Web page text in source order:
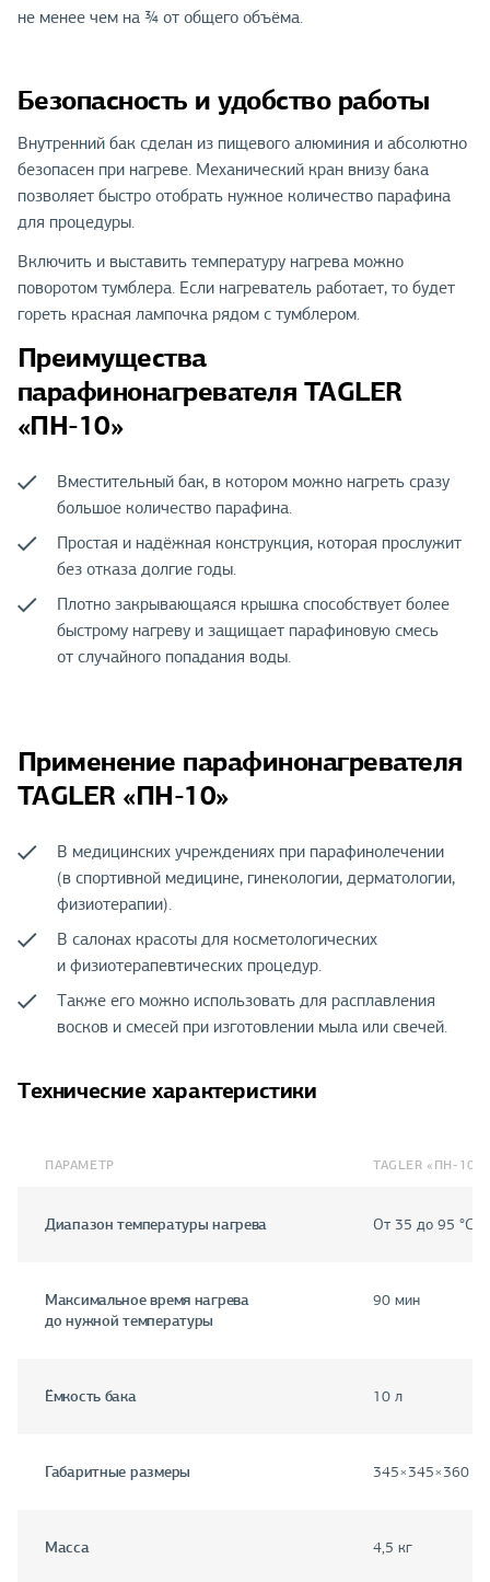
не менее чем на ¾ от общего объёма.
Безопасность и удобство работы
Внутренний бак сделан из пищевого алюминия и абсолютно
безопасен при нагреве. Механический кран внизу бака
позволяет быстро отобрать нужное количество парафина
для процедуры.
Включить и выставить температуру нагрева можно
поворотом тумблера. Если нагреватель работает, то будет
гореть красная лампочка рядом с тумблером.
Преимущества
парафинонагревателя TAGLER
«ПН-10»
Вместительный бак, в котором можно нагреть сразу
большое количество парафина.
Простая и надёжная конструкция, которая прослужит
без отказа долгие годы.
Плотно закрывающаяся крышка способствует более
быстрому нагреву и защищает парафиновую смесь
от случайного попадания воды.
Применение парафинонагревателя
TAGLER «ПН-10»
В медицинских учреждениях при парафинолечении
(в спортивной медицине, гинекологии, дерматологии,
физиотерапии).
В салонах красоты для косметологических
и физиотерапевтических процедур.
Также его можно использовать для расплавления
восков и смесей при изготовлении мыла или свечей.
Технические характеристики
ПАРАМЕТР TAGLER «ПН-10»
Диапазон температуры нагрева От 35 до 95 °С
Максимальное время нагрева
до нужной температуры
90 мин
Ёмкость бака 10 л
Габаритные размеры 345×345×360
Масса 4,5 кг